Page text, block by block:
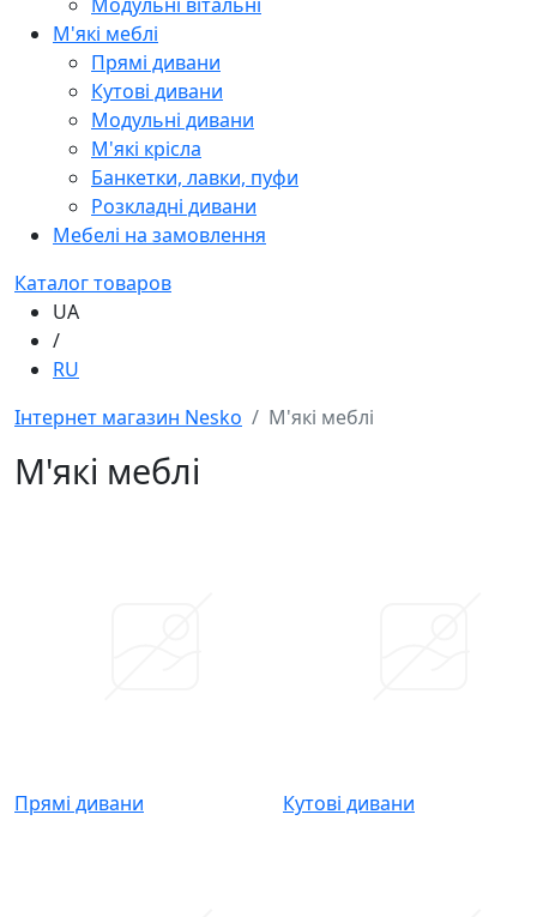
М'які меблі
Прямі дивани
Кутові дивани
Модульні дивани
М'які крісла
Банкетки, лавки, пуфи
Розкладні дивани
Мебелі на замовлення
Каталог товаров
UA
/
RU
Інтернет магазин Nesko
М'які меблі
М'які меблі
Прямі дивани Кутові дивани